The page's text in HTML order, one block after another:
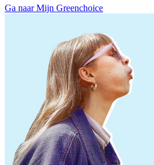
Ga naar Mijn Greenchoice